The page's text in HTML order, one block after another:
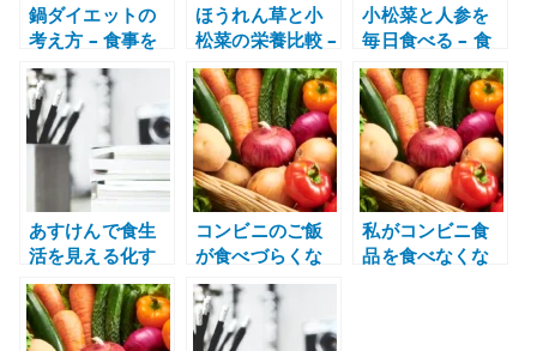
鍋ダイエットの
考え方 – 食事を
整えやすい鍋の
使い方
ほうれん草と小
松菜の栄養比較 –
鉄分・カルシウ
ム・使いやすさ
で選ぶ
小松菜と人参を
毎日食べる – 食
生活を整えるた
めの野菜習慣
あすけんで食生
活を見える化す
る – ダイエット
は記録から始ま
る
コンビニのご飯
が食べづらくな
ってきた – 自炊
に戻るきっかけ
私がコンビニ食
品を食べなくな